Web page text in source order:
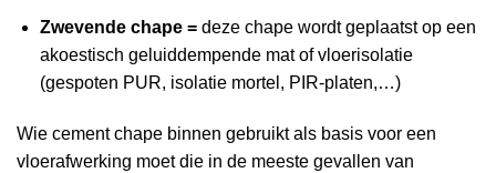
Zwevende chape = deze chape wordt geplaatst op een
akoestisch geluiddempende mat of vloerisolatie
(gespoten PUR, isolatie mortel, PIR-platen,…)
Wie cement chape binnen gebruikt als basis voor een
vloerafwerking moet die in de meeste gevallen van